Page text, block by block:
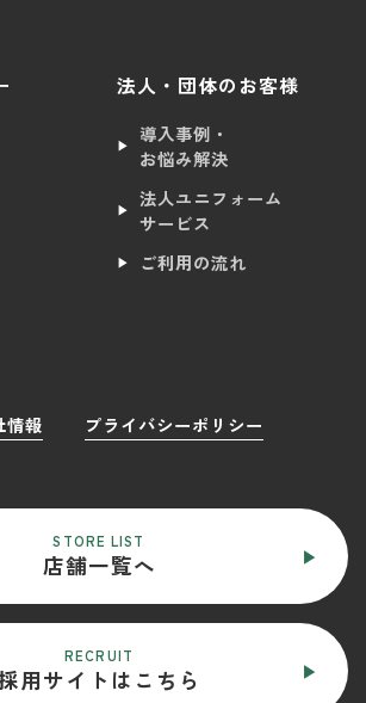
法人・団体のお客様
導入事例・
お悩み解決
法人ユニフォーム
サービス
ご利用の流れ
情報 プライバシーポリシー
STORE LIST
店舗一覧へ
RECRUIT
用サイトはこちら